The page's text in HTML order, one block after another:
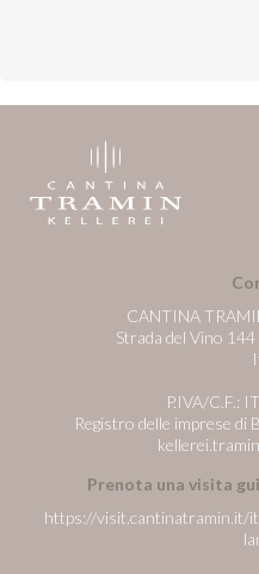
CANTINA
Strada del Vino
P.IVA/C.F.:
Registro delle imprese
Prenota una visita
https://visit.cantinatramin.it/